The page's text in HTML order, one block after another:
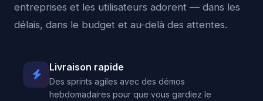
entreprises et les utilisateurs adorent — dans les
délais, dans le budget et au-delà des attentes.
Livraison rapide
Des sprints agiles avec des démos
hebdomadaires pour que vous gardiez le